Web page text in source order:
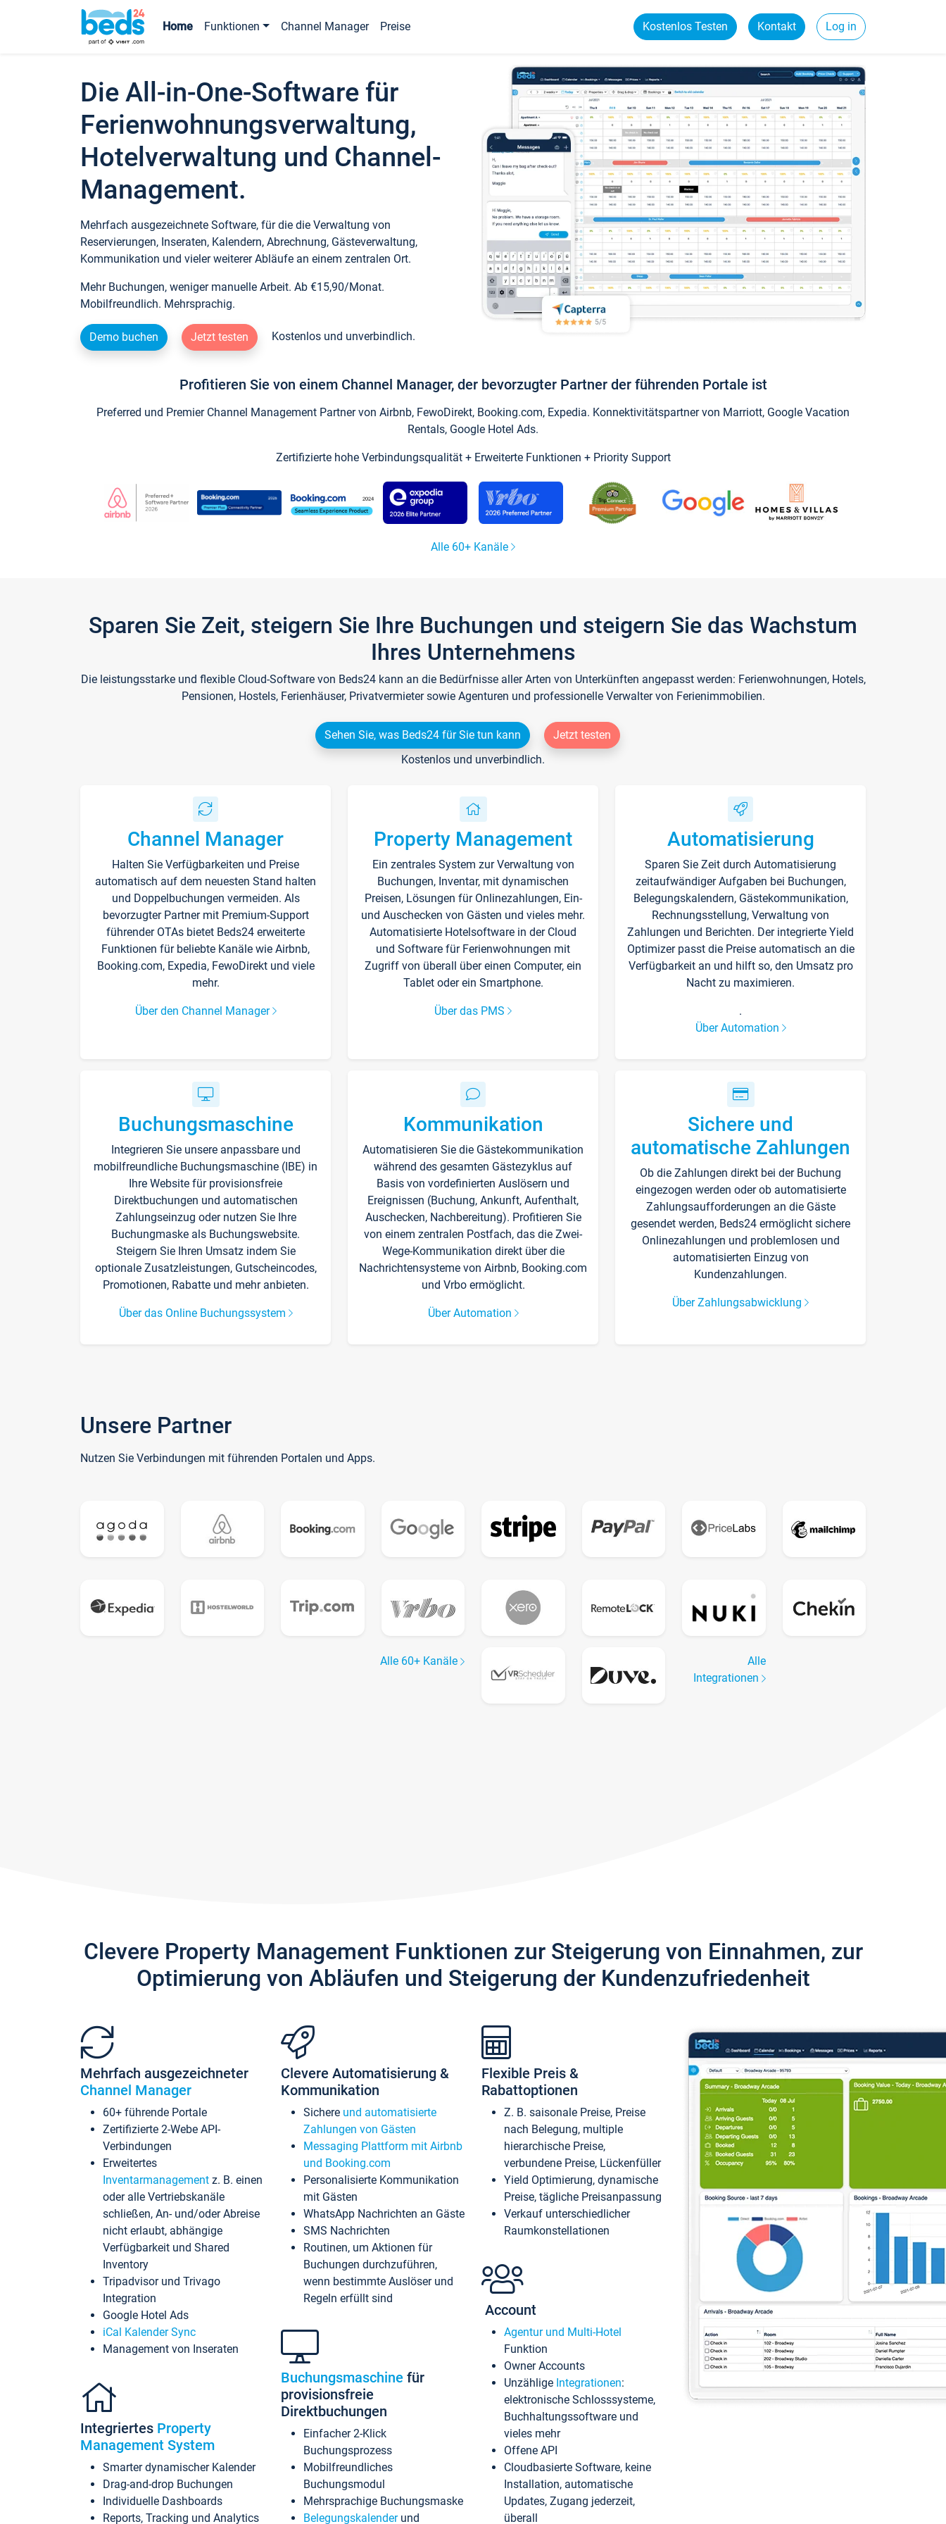
Home Funktionen Channel Manager Preise Kostenlos Testen Kontakt Log in
Die All-in-One-Software für
Ferienwohnungsverwaltung,
Hotelverwaltung und Channel-
Management.
Mehrfach ausgezeichnete Software, für die die Verwaltung von
Reservierungen, Inseraten, Kalendern, Abrechnung, Gästeverwaltung,
Kommunikation und vieler weiterer Abläufe an einem zentralen Ort.
Mehr Buchungen, weniger manuelle Arbeit. Ab €15,90/Monat.
Mobilfreundlich. Mehrsprachig.
Demo buchen Jetzt testen Kostenlos und unverbindlich.
Profitieren Sie von einem Channel Manager, der bevorzugter Partner der führenden Portale ist
Preferred und Premier Channel Management Partner von Airbnb, FewoDirekt, Booking.com, Expedia. Konnektivitätspartner von Marriott, Google Vacation
Rentals, Google Hotel Ads.
Zertifizierte hohe Verbindungsqualität + Erweiterte Funktionen + Priority Support
Alle 60+ Kanäle
Sparen Sie Zeit, steigern Sie Ihre Buchungen und steigern Sie das Wachstum
Ihres Unternehmens
Die leistungsstarke und flexible Cloud-Software von Beds24 kann an die Bedürfnisse aller Arten von Unterkünften angepasst werden: Ferienwohnungen, Hotels,
Pensionen, Hostels, Ferienhäuser, Privatvermieter sowie Agenturen und professionelle Verwalter von Ferienimmobilien.
Sehen Sie, was Beds24 für Sie tun kann
Jetzt testen
Kostenlos und unverbindlich.
Channel Manager
Halten Sie Verfügbarkeiten und Preise
automatisch auf dem neuesten Stand halten
und Doppelbuchungen vermeiden. Als
bevorzugter Partner mit Premium-Support
führender OTAs bietet Beds24 erweiterte
Funktionen für beliebte Kanäle wie Airbnb,
Booking.com, Expedia, FewoDirekt und viele
mehr.
Über den Channel Manager
Property Management
Ein zentrales System zur Verwaltung von
Buchungen, Inventar, mit dynamischen
Preisen, Lösungen für Onlinezahlungen, Ein-
und Auschecken von Gästen und vieles mehr.
Automatisierte Hotelsoftware in der Cloud
und Software für Ferienwohnungen mit
Zugriff von überall über einen Computer, ein
Tablet oder ein Smartphone.
Über das PMS
Automatisierung
Sparen Sie Zeit durch Automatisierung
zeitaufwändiger Aufgaben bei Buchungen,
Belegungskalendern, Gästekommunikation,
Rechnungsstellung, Verwaltung von
Zahlungen und Berichten. Der integrierte Yield
Optimizer passt die Preise automatisch an die
Verfügbarkeit an und hilft so, den Umsatz pro
Nacht zu maximieren.
.
Über Automation
Buchungsmaschine
Integrieren Sie unsere anpassbare und
mobilfreundliche Buchungsmaschine (IBE) in
Ihre Website für provisionsfreie
Direktbuchungen und automatischen
Zahlungseinzug oder nutzen Sie Ihre
Buchungmaske als Buchungswebsite.
Steigern Sie Ihren Umsatz indem Sie
optionale Zusatzleistungen, Gutscheincodes,
Promotionen, Rabatte und mehr anbieten.
Über das Online Buchungssystem
Kommunikation
Automatisieren Sie die Gästekommunikation
während des gesamten Gästezyklus auf
Basis von vordefinierten Auslösern und
Ereignissen (Buchung, Ankunft, Aufenthalt,
Auschecken, Nachbereitung). Profitieren Sie
von einem zentralen Postfach, das die Zwei-
Wege-Kommunikation direkt über die
Nachrichtensysteme von Airbnb, Booking.com
und Vrbo ermöglicht.
Über Automation
Sichere und
automatische Zahlungen
Ob die Zahlungen direkt bei der Buchung
eingezogen werden oder ob automatisierte
Zahlungsaufforderungen an die Gäste
gesendet werden, Beds24 ermöglicht sichere
Onlinezahlungen und problemlosen und
automatisierten Einzug von
Kundenzahlungen.
Über Zahlungsabwicklung
Unsere Partner
Nutzen Sie Verbindungen mit führenden Portalen und Apps.
Alle 60+ Kanäle
Alle
Integrationen
Clevere Property Management Funktionen zur Steigerung von Einnahmen, zur
Optimierung von Abläufen und Steigerung der Kundenzufriedenheit
Mehrfach ausgezeichneter
Channel Manager
60+ führende Portale
Zertifizierte 2-Webe API-
Verbindungen
Erweitertes
Inventarmanagement z. B. einen
oder alle Vertriebskanäle
schließen, An- und/oder Abreise
nicht erlaubt, abhängige
Verfügbarkeit und Shared
Inventory
Tripadvisor und Trivago
Integration
Google Hotel Ads
iCal Kalender Sync
Management von Inseraten
Integriertes Property
Management System
Smarter dynamischer Kalender
Drag-and-drop Buchungen
Individuelle Dashboards
Reports, Tracking und Analytics
Clevere Automatisierung &
Kommunikation
Sichere und automatisierte
Zahlungen von Gästen
Messaging Plattform mit Airbnb
und Booking.com
Personalisierte Kommunikation
mit Gästen
WhatsApp Nachrichten an Gäste
SMS Nachrichten
Routinen, um Aktionen für
Buchungen durchzuführen,
wenn bestimmte Auslöser und
Regeln erfüllt sind
Buchungsmaschine für
provisionsfreie
Direktbuchungen
Einfacher 2-Klick
Buchungsprozess
Mobilfreundliches
Buchungsmodul
Mehrsprachige Buchungsmaske
Belegungskalenderund
Flexible Preis &
Rabattoptionen
Z. B. saisonale Preise, Preise
nach Belegung, multiple
hierarchische Preise,
verbundene Preise, Lückenfüller
Yield Optimierung, dynamische
Preise, tägliche Preisanpassung
Verkauf unterschiedlicher
Raumkonstellationen
Account
Agentur und Multi-Hotel
Funktion
Owner Accounts
Unzählige Integrationen:
elektronische Schlosssysteme,
Buchhaltungssoftware und
vieles mehr
Offene API
Cloudbasierte Software, keine
Installation, automatische
Updates, Zugang jederzeit,
überall